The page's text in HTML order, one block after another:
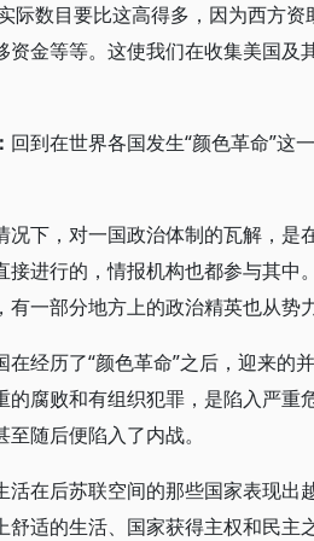
际数目要比这高得多，因为西方
资金等等。这使我们在收集美国及
回到在世界各国发生“颜色革命”这
况下，对一国政治体制的瓦解，是
接进行的，情报机构也都参与其中
一部分地方上的政治精英也从势
在经历了“颜色革命”之后，迎来的
的腐败和有组织犯罪，是陷入严重
随后便陷入了内战。
活在后苏联空间的那些国家表现出
舒适的生活、国家获得主权和民主